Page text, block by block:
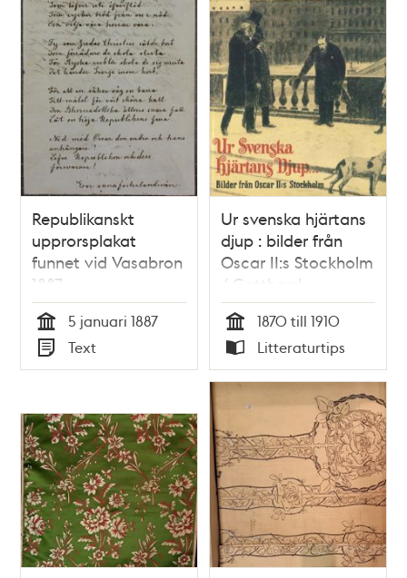
Republikanskt
upprorsplakat
funnet vid Vasabron
1887
Tid
5 januari 1887
Typ
Text
Ur svenska hjärtans
djup : bilder från
Oscar II:s Stockholm
/ Gotthard
Johansson
Tid
1870 till 1910
Typ
Litteraturtips